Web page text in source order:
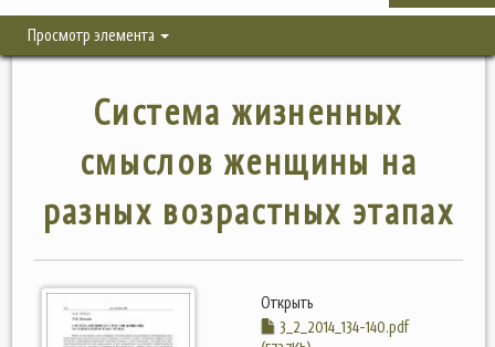
Просмотр элемента
Система жизненных
смыслов женщины на
разных возрастных этапах
Открыть
3_2_2014_134-140.pdf